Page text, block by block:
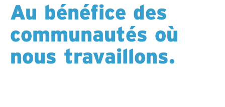
Au bénéfice des
communautés où
nous travaillons.